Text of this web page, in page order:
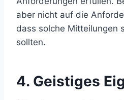
aber nicht auf die
dass solche Mitteilungen
sollten.
4. Geistiges